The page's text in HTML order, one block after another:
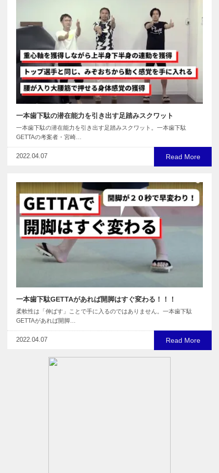
一本⻭下駄の潜在能力を引き出す足踏みスクワット
一本⻭下駄の潜在能力を引き出す足踏みスクワット。一本歯下駄
GETTAの考案者・宮崎…
Read More
2022.04.07
一本歯下駄GETTAがあれば開脚はすぐ変わる！！！
柔軟性は「伸ばす」ことで手に入るのではありません。一本歯下駄
GETTAがあれば開脚…
Read More
2022.04.07